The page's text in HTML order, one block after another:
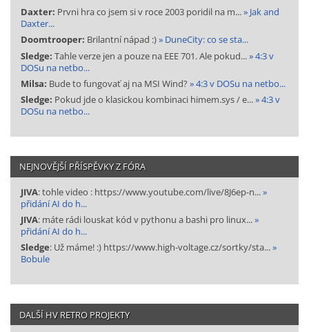
Daxter: Prvni hra co jsem si v roce 2003 poridil na m...» Jak and
Daxter...
Doomtrooper: Brilantní nápad :)» DuneCity: co se sta...
Sledge: Tahle verze jen a pouze na EEE 701. Ale pokud...» 4:3 v
DOSu na netbo...
Milsa: Bude to fungovať aj na MSI Wind? » 4:3 v DOSu na netbo...
Sledge: Pokud jde o klasickou kombinaci himem.sys / e...» 4:3 v
DOSu na netbo...
NEJNOVĚJŠÍ PŘÍSPĚVKY Z FÓRA
JIVA: tohle video : https://www.youtube.com/live/8J6ep-n...»
přidání AI do h...
JIVA: máte rádi louskat kód v pythonu a bashi pro linux...»
přidání AI do h...
Sledge: Už máme! :) https://www.high-voltage.cz/sortky/sta...»
Bobule
DALŠÍ HV RETRO PROJEKTY